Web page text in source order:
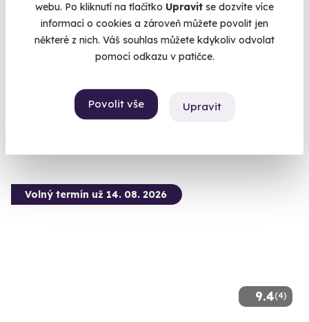
webu. Po kliknutí na tlačítko Upravit se dozvíte více
informací o cookies a zároveň můžete povolit jen
některé z nich. Váš souhlas můžete kdykoliv odvolat
pomocí odkazu v patičce.
Povolit vše Upravit
9.9(19)
Jízda v Tesle
Projeďte se v luxusním elektromobilu!
Olomouc (+ 6 dalších lokalit)
9.4(4)
Volný termín už 14. 08. 2026